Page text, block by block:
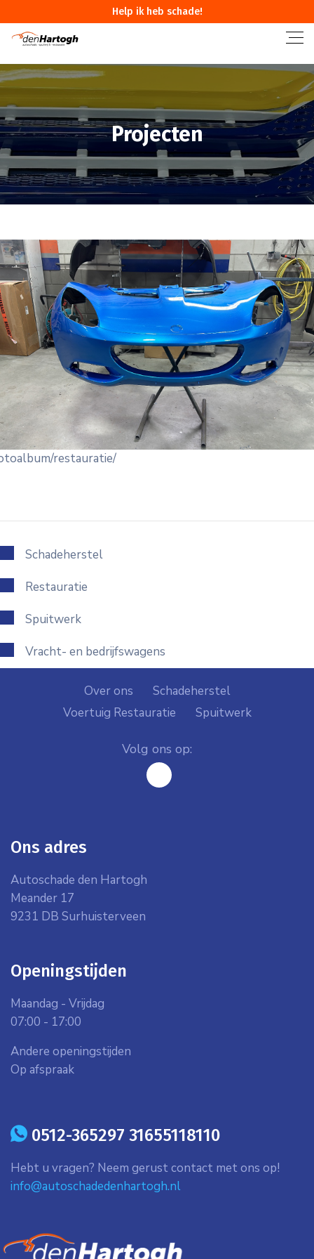
Help ik heb schade!
Projecten
restauratie/
Schadeherstel
Restauratie
Spuitwerk
Vracht- en bedrijfswagens
Over ons
Schadeherstel
Voertuig Restauratie
Spuitwerk
Volg ons op:
facebook
Ons adres
Autoschade den Hartogh
Meander 17
9231 DB Surhuisterveen
Openingstijden
Maandag - Vrijdag
07:00 - 17:00
Andere openingstijden
Op afspraak
icon
0512-365297 31655118110
Hebt u vragen? Neem gerust contact met ons op!
info@autoschadedenhartogh.nl